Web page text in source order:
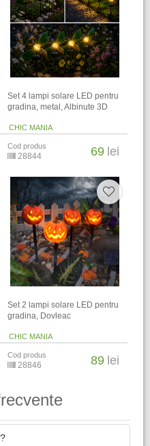
Set 4 lampi solare LED pentru
gradina, metal, Albinute 3D
CHIC MANIA
Cod produs
28844 69 lei
Set 2 lampi solare LED pentru
gradina, Dovleac
CHIC MANIA
Cod produs
28846 89 lei